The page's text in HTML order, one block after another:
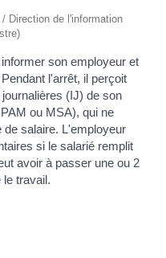
Direction de l'information
son employeur et
l'arrêt, il perçoit
(IJ) de son
ou MSA), qui ne
de salaire. L'employeur
si le salarié remplit
avoir à passer une ou 2
travail.